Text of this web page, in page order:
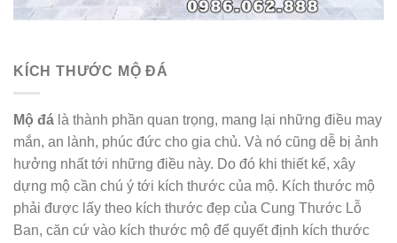
KÍCH THƯỚC MỘ ĐÁ
Mộ đá là thành phần quan trọng, mang lại những điều may
mắn, an lành, phúc đức cho gia chủ. Và nó cũng dễ bị ảnh
hưởng nhất tới những điều này. Do đó khi thiết kế, xây
dựng mộ cần chú ý tới kích thước của mộ. Kích thước mộ
phải được lấy theo kích thước đẹp của Cung Thước Lỗ
Ban, căn cứ vào kích thước mộ để quyết định kích thước